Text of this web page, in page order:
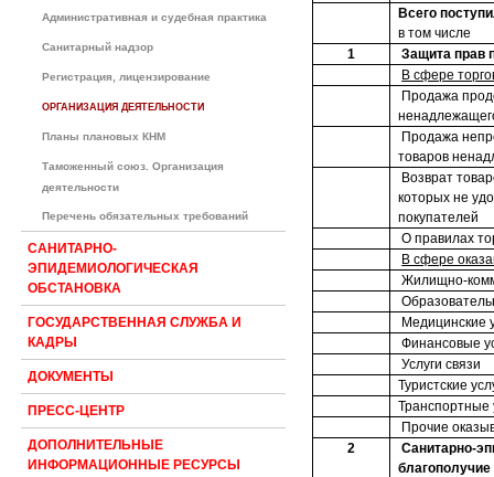
Административная и судебная практика
Санитарный надзор
Регистрация, лицензирование
ОРГАНИЗАЦИЯ ДЕЯТЕЛЬНОСТИ
Планы плановых КНМ
Таможенный союз. Организация
деятельности
Перечень обязательных требований
САНИТАРНО-
ЭПИДЕМИОЛОГИЧЕСКАЯ
ОБСТАНОВКА
ГОСУДАРСТВЕННАЯ СЛУЖБА И
КАДРЫ
ДОКУМЕНТЫ
ПРЕСС-ЦЕНТР
ДОПОЛНИТЕЛЬНЫЕ
ИНФОРМАЦИОННЫЕ РЕСУРСЫ
Всего
в том числе
1
Защита прав
В сфере
Продажа
Продажа
товаров
Возврат
которых не
покупателей
О правилах
В сфере
Жилищно-
Медицинские
Финансовые
Услуги связи
Туристские
Транспортные
Прочие
2
Санитарно-